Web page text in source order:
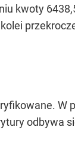
kwoty
W
odbywa